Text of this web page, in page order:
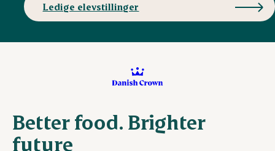
Ledige elevstillinger
Better food. Brighter
future